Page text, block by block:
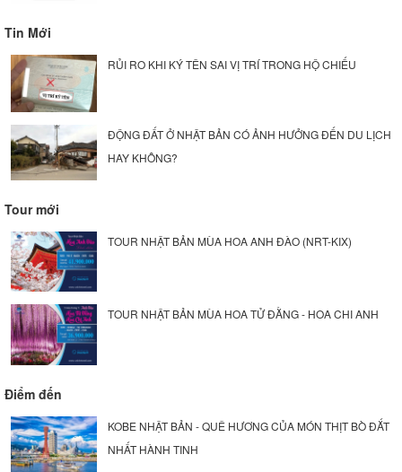
Tin Mới
RỦI RO KHI KÝ TÊN SAI VỊ TRÍ TRONG HỘ CHIẾU
ĐỘNG ĐẤT Ở NHẬT BẢN CÓ ẢNH HƯỞNG ĐẾN DU LỊCH
HAY KHÔNG?
Tour mới
TOUR NHẬT BẢN MÙA HOA ANH ĐÀO (NRT-KIX)
TOUR NHẬT BẢN MÙA HOA TỬ ĐẰNG - HOA CHI ANH
Điểm đến
KOBE NHẬT BẢN - QUÊ HƯƠNG CỦA MÓN THỊT BÒ ĐẮT
NHẤT HÀNH TINH